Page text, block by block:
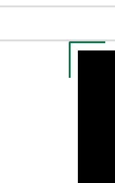
petit tube pratique,
dans la peau